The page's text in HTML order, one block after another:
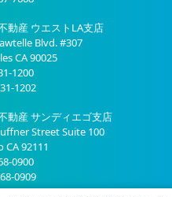
動産 ウエストLA支店
Blvd. #307
CA 90025
1200
1202
動産 サンディエゴ支店
Street Suite 100
CA 92111
0900
0909